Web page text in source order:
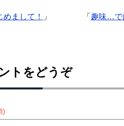
「 趣味…で
めまして！ 」
トをどうぞ
)